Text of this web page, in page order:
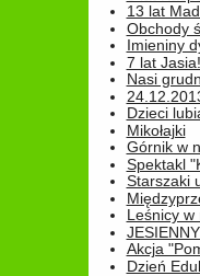
13 lat
Obchody
Imieniny
7 lat Jasia!
Nasi
Dzieci
Mikołajki
Górnik w
Spektakl
Starszaki
Leśnicy w
Akcja
Dzień